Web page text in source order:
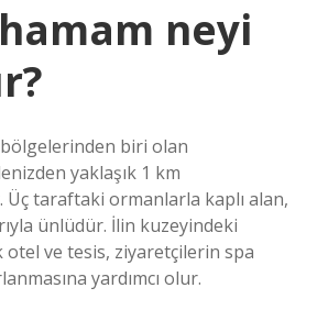
neyi
bölgelerinden biri olan
yaklaşık 1 km
taraftaki ormanlarla kaplı alan,
ünlüdür. İlin kuzeyindeki
ve tesis, ziyaretçilerin spa
yardımcı olur.